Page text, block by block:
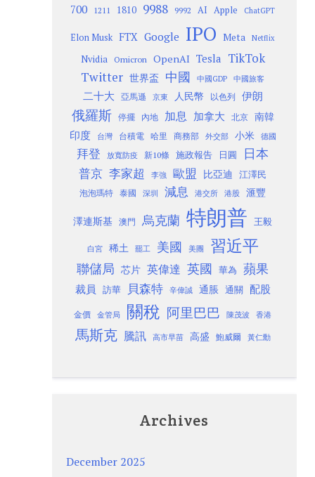
700 1211 1810 9988 9992 AI Apple ChatGPT
Elon Musk FTX Google IPO Meta Netflix
Nvidia Omicron OpenAI Tesla TikTok
Twitter 世界盃 中國 中國GDP 中國旅客
二十大 亞馬遜 京東 人民幣 以色列 伊朗
俄羅斯 停擺 內地 加息 加拿大 北京
南韓
印度
台灣 台積電 哈里 商務部 外交部 小米 德國
拜登 放寬防疫 新10條 施政報告 日圓 日本
普京 李家超 李強 歐盟 比亞迪 江澤民
泡泡瑪特 泰國 深圳 減息 港交所 港股 滙豐
澤連斯基 澳門 烏克蘭 特朗普 王毅
白宮 稀土 罷工 美國 美團 習近平
聯儲局 芯片 英偉達 英國 華為 蘋果
裁員 訪華 貝森特 辛偉誠 通脹 通關 配股
金價 金管局 關稅 阿里巴巴 陳茂波 香港
馬斯克 騰訊 高市早苗 高盛 鮑威爾 黃仁勳
Archives
December 2025